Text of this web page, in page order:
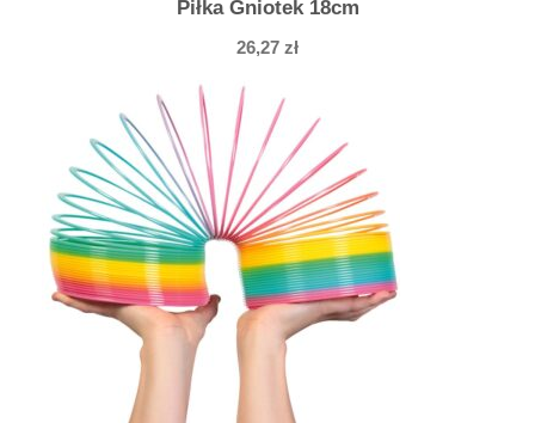
Piłka Gniotek 18cm
26,27 zł